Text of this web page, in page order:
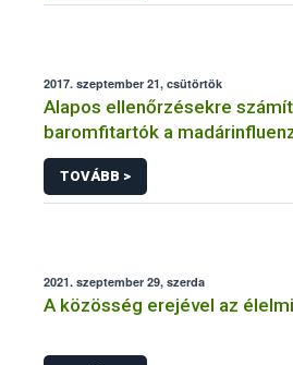
2017. szeptember 21, csütörtök
Alapos ellenőrzésekre
baromfitartók a
érdekében
TOVÁBB >
2021. szeptember 29, szerda
A közösség erejével az